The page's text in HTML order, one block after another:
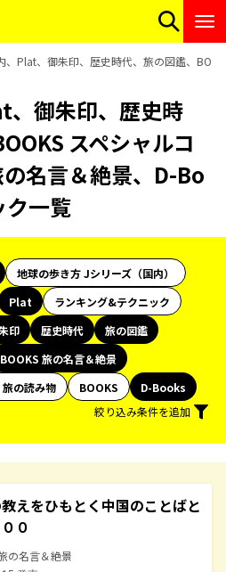
、Plat、御朱印、歴史時代、旅の図鑑、
御朱印、歴史時
スペシャルコ
名言＆絶景、D-Bo
一覧
地球の歩き方 Jシリーズ（国内）
Plat
ランキング&テクニック
印 歴史時代
旅の図鑑
BOOKS 旅の名言＆絶景
の読み物 BOOKS
D-Books
絞り込み条件を追加
えをひもとく中国のことばと
０
の名言＆絶景